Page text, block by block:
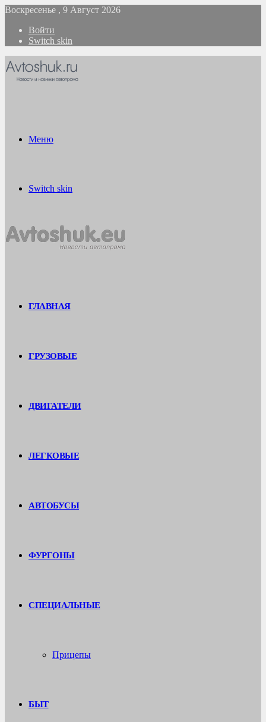
Воскресенье , 9 Август 2026
Войти
Switch skin
Меню
Switch skin
ГЛАВНАЯ
ГРУЗОВЫЕ
ДВИГАТЕЛИ
ЛЕГКОВЫЕ
АВТОБУСЫ
ФУРГОНЫ
СПЕЦИАЛЬНЫЕ
Прицепы
БЫТ